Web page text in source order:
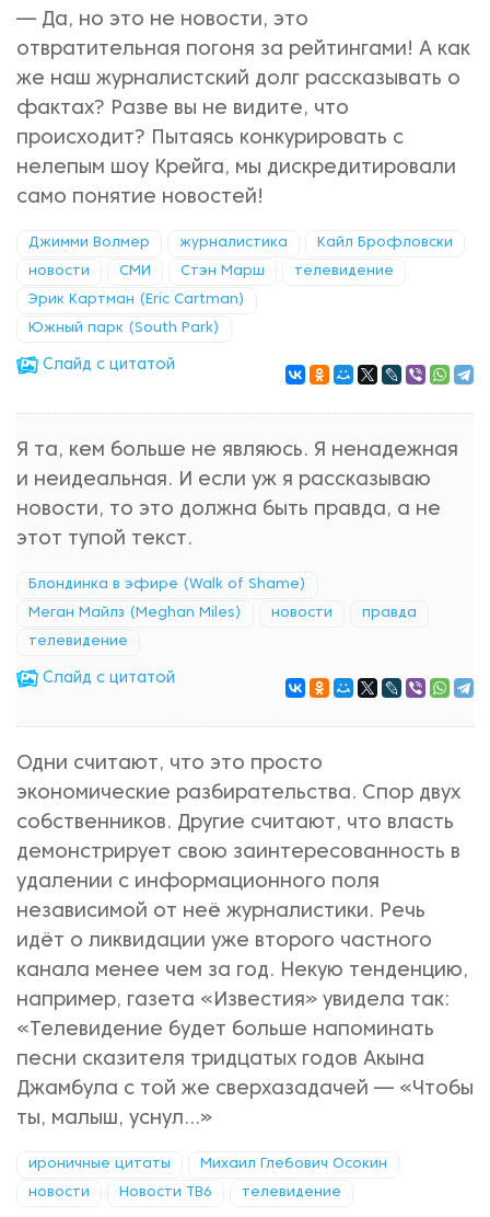
— Да, но это не новости, это
отвратительная погоня за рейтингами! А как
же наш журналистский долг рассказывать о
фактах? Разве вы не видите, что
происходит? Пытаясь конкурировать с
нелепым шоу Крейга, мы дискредитировали
само понятие новостей!
Джимми Волмер журналистика Кайл Брофловски
новости СМИ Стэн Марш телевидение
Эрик Картман (Eric Cartman)
Южный парк (South Park)
Cлайд с цитатой
Я та, кем больше не являюсь. Я ненадежная
и неидеальная. И если уж я рассказываю
новости, то это должна быть правда, а не
этот тупой текст.
Блондинка в эфире (Walk of Shame)
Меган Майлз (Meghan Miles) новости правда
телевидение
Cлайд с цитатой
Одни считают, что это просто
экономические разбирательства. Спор двух
собственников. Другие считают, что власть
демонстрирует свою заинтересованность в
удалении с информационного поля
независимой от неё журналистики. Речь
идёт о ликвидации уже второго частного
канала менее чем за год. Некую тенденцию,
например, газета «Известия» увидела так:
«Телевидение будет больше напоминать
песни сказителя тридцатых годов Акына
Джамбула с той же сверхазадачей — «Чтобы
ты, малыш, уснул...»
ироничные цитаты Михаил Глебович Осокин
новости Новости ТВ6 телевидение